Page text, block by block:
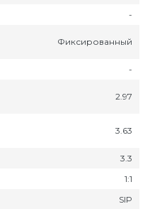
-
Фиксированный
-
2.97
3.63
3.3
1:1
SIP
Пятигорск
Ростов-на-
Рязань